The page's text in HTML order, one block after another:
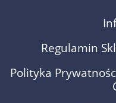
Regulamin
Polityka